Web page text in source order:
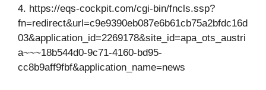
4. https://eqs-cockpit.com/cgi-bin/fncls.ssp?
fn=redirect&url=c9e9390eb087e6b61cb75a2bfdc16d
03&application_id=2269178&site_id=apa_ots_austri
a~~~18b544d0-9c71-4160-bd95-
cc8b9aff9fbf&application_name=news